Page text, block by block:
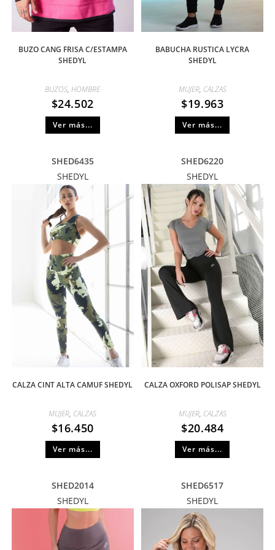
BUZO CANG FRISA C/ESTAMPA
SHEDYL
BUZOS,HOMBRE
$24.502
Ver más...
BABUCHA RUSTICA LYCRA
SHEDYL
MUJER, CALZAS
$19.963
Ver más...
SHED6435
SHEDYL
CALZA CINT ALTA CAMUF SHEDYL
MUJER, CALZAS
$16.450
Ver más...
SHED6220
SHEDYL
CALZA OXFORD POLISAP SHEDYL
MUJER, CALZAS
$20.484
Ver más...
SHED2014
SHEDYL
SHED6517
SHEDYL